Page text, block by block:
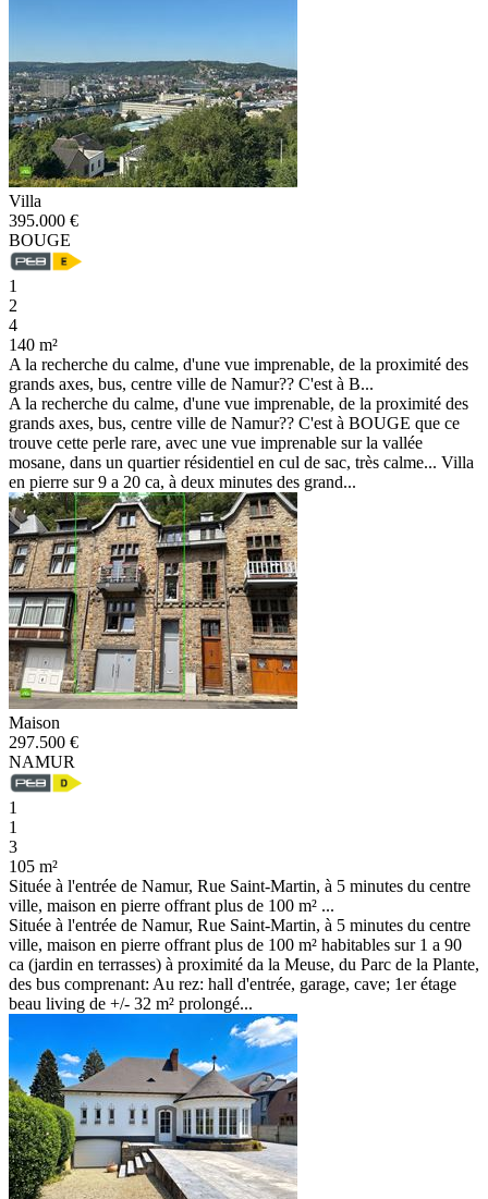
Villa
395.000 €
BOUGE
1
2
4
140 m²
A la recherche du calme, d'une vue imprenable, de la proximité des
grands axes, bus, centre ville de Namur?? C'est à B...
A la recherche du calme, d'une vue imprenable, de la proximité des
grands axes, bus, centre ville de Namur?? C'est à BOUGE que ce
trouve cette perle rare, avec une vue imprenable sur la vallée
mosane, dans un quartier résidentiel en cul de sac, très calme... Villa
en pierre sur 9 a 20 ca, à deux minutes des grand...
Maison
297.500 €
NAMUR
1
1
3
105 m²
Située à l'entrée de Namur, Rue Saint-Martin, à 5 minutes du centre
ville, maison en pierre offrant plus de 100 m² ...
Située à l'entrée de Namur, Rue Saint-Martin, à 5 minutes du centre
ville, maison en pierre offrant plus de 100 m² habitables sur 1 a 90
ca (jardin en terrasses) à proximité da la Meuse, du Parc de la Plante,
des bus comprenant: Au rez: hall d'entrée, garage, cave; 1er étage
beau living de +/- 32 m² prolongé...